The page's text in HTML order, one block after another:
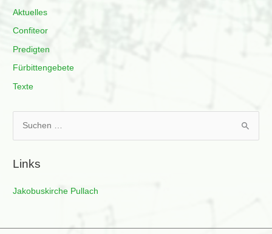
Aktuelles
Confiteor
Predigten
Fürbittengebete
Texte
h
Links
Jakobuskirche Pullach